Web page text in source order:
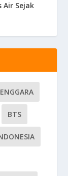
Air Sejak
BTS